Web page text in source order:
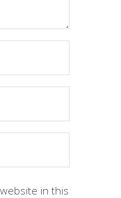
in this